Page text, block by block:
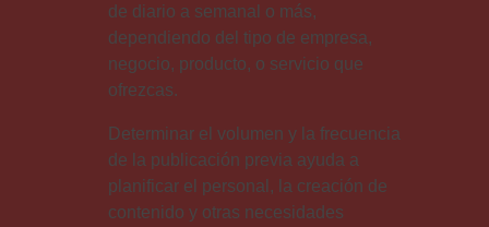
de diario a semanal o más,
dependiendo del tipo de empresa,
negocio, producto, o servicio que
ofrezcas.
Determinar el volumen y la frecuencia
de la publicación previa ayuda a
planificar el personal, la creación de
contenido y otras necesidades